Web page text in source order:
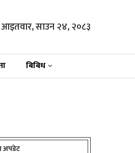
आइतवार, साउन २४, २०८३
बिबिध
अपडेट